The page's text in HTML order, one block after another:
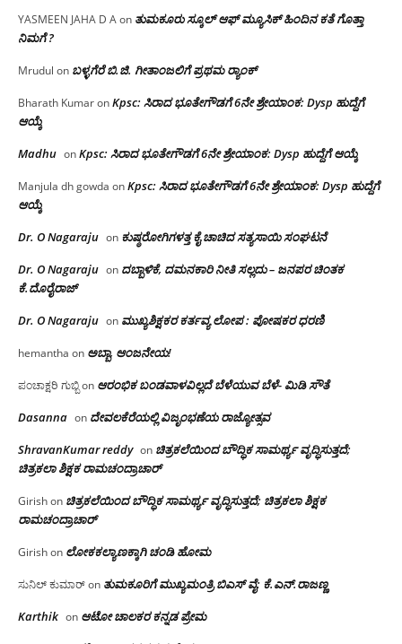
YASMEEN JAHA D Aon ತುಮಕೂರು ಸ್ಕೂಲ್ ಆಫ್ ಮ್ಯೂಸಿಕ್ ಹಿಂದಿನ ಕತೆ ಗೊತ್ತಾ
ನಿಮಗೆ ?
Mrudul on ಬಳ್ಳಗೆರೆ ಬಿ.ಜಿ. ಗೀತಾಂಜಲಿಗೆ ಪ್ರಥಮ ರ‌್ಯಾಂಕ್
Bharath KumaronKpsc: ಸಿರಾದ ಭೂತೇಗೌಡಗೆ 6ನೇ ಶ್ರೇಯಾಂಕ: Dysp ಹುದ್ದೆಗೆ
ಆಯ್ಕೆ
Madhu onKpsc: ಸಿರಾದ ಭೂತೇಗೌಡಗೆ 6ನೇ ಶ್ರೇಯಾಂಕ: Dysp ಹುದ್ದೆಗೆ ಆಯ್ಕೆ
Manjula dh gowda onKpsc: ಸಿರಾದ ಭೂತೇಗೌಡಗೆ 6ನೇ ಶ್ರೇಯಾಂಕ: Dysp ಹುದ್ದೆಗೆ
ಆಯ್ಕೆ
Dr. O Nagaraju on ಕುಷ್ಠರೋಗಿಗಳತ್ತ ಕೈ ಚಾಚಿದ ಸತ್ಯಸಾಯಿ ಸಂಘಟನೆ
Dr. O Nagaraju on ದಬ್ಬಾಳಿಕೆ, ದಮನಕಾರಿ ನೀತಿ ಸಲ್ಲದು – ಜನಪರ ಚಿಂತಕ
ಕೆ.ದೊರೈರಾಜ್
Dr. O Nagaraju on ಮುಖ್ಯಶಿಕ್ಷಕರ ಕರ್ತವ್ಯ ಲೋಪ : ಪೋಷಕರ ಧರಣಿ
hemantha on ಅಬ್ಬಾ, ಆಂಜನೇಯ!
ಪಂಚಾಕ್ಷರಿ ಗುಬ್ಬಿon ಆರಂಭಿಕ ಬಂಡವಾಳವಿಲ್ಲದೆ ಬೆಳೆಯುವ ಬೆಳೆ- ಮಿಡಿ ಸೌತೆ
Dasanna on ದೇವಲಕೆರೆಯಲ್ಲಿ ವಿಜೃಂಭಣೆಯ ರಾಜ್ಯೋತ್ಸವ
ShravanKumar reddy on ಚಿತ್ರಕಲೆಯಿಂದ ಬೌದ್ಧಿಕ ಸಾಮರ್ಥ್ಯ ವೃದ್ಧಿಸುತ್ತದೆ;
ಚಿತ್ರಕಲಾ ಶಿಕ್ಷಕ ರಾಮಚಂದ್ರಾಚಾರ್
Girishon ಚಿತ್ರಕಲೆಯಿಂದ ಬೌದ್ಧಿಕ ಸಾಮರ್ಥ್ಯ ವೃದ್ಧಿಸುತ್ತದೆ; ಚಿತ್ರಕಲಾ ಶಿಕ್ಷಕ
ರಾಮಚಂದ್ರಾಚಾರ್
Girishon ಲೋಕಕಲ್ಯಾಣಕ್ಕಾಗಿ ಚಂಡಿ ಹೋಮ
ಸುನಿಲ್ ಕುಮಾರ್on ತುಮಕೂರಿಗೆ ಮುಖ್ಯಮಂತ್ರಿ ಬಿಎಸ್ ವೈ: ಕೆ.ಎನ್.ರಾಜಣ್ಣ
Karthik on ಆಟೋ ಚಾಲಕರ ಕನ್ನಡ ಪ್ರೇಮ